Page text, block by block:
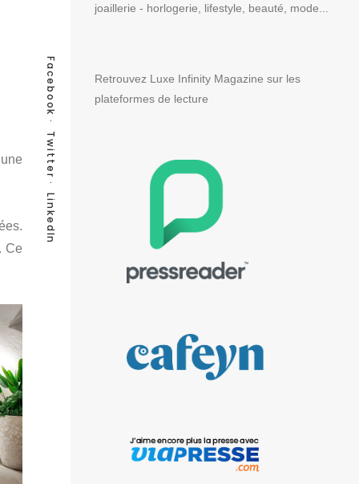
Facebook
Twitter
LinkedIn
Ce
joaillerie - horlogerie, lifestyle, beauté, mode...
Retrouvez Luxe Infinity Magazine sur les
plateformes de lecture